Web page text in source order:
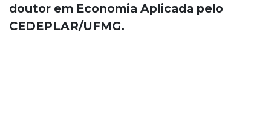
doutor em Economia Aplicada pelo
CEDEPLAR/UFMG.